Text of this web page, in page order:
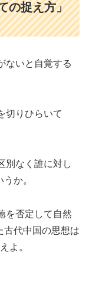
の捉え方」
ないと自覚する
切りひらいて
別なく誰に対し
か。
を否定して自然
古代中国の思想は
よ。